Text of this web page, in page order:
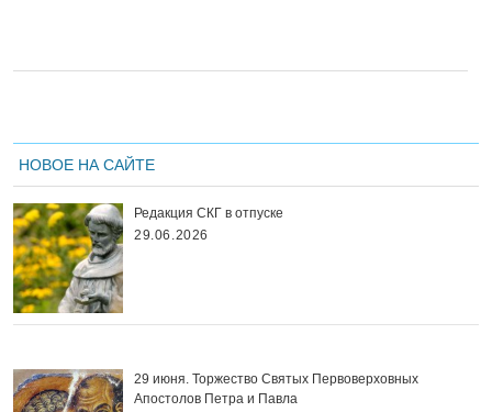
НОВОЕ НА САЙТЕ
Редакция СКГ в отпуске
29.06.2026
29 июня. Торжество Святых Первоверховных
Апостолов Петра и Павла